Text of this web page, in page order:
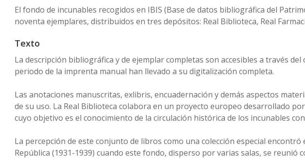
El fondo de incunables recogidos en IBIS (Base de datos bibliográfica del
noventa ejemplares, distribuidos en tres depósitos: Real Biblioteca, Real
Texto
La descripción bibliográfica y de ejemplar completas son accesibles a través
periodo de la imprenta manual han llevado a su digitalización completa.
Las anotaciones manuscritas, exlibris, encuadernación y demás aspectos
de su uso. La Real Biblioteca colabora en un proyecto europeo desarrollado
cuyo objetivo es el conocimiento de la circulación histórica de los incunables
La percepción de este conjunto de libros como una colección especial
República (1931-1939) cuando este fondo, disperso por varias salas, se